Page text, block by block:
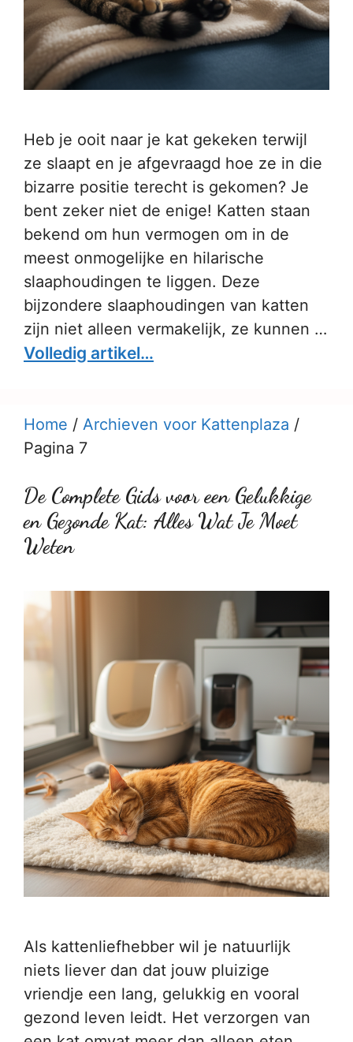
Heb je ooit naar je kat gekeken terwijl
ze slaapt en je afgevraagd hoe ze in die
bizarre positie terecht is gekomen? Je
bent zeker niet de enige! Katten staan
bekend om hun vermogen om in de
meest onmogelijke en hilarische
slaaphoudingen te liggen. Deze
bijzondere slaaphoudingen van katten
zijn niet alleen vermakelijk, ze kunnen …
Volledig artikel…
Home / Archieven voor Kattenplaza /
Pagina 7
De Complete Gids voor een Gelukkige
en Gezonde Kat: Alles Wat Je Moet
Weten
Als kattenliefhebber wil je natuurlijk
niets liever dan dat jouw pluizige
vriendje een lang, gelukkig en vooral
gezond leven leidt. Het verzorgen van